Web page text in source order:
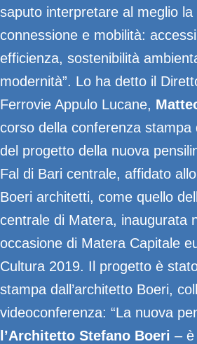
saputo interpretare al meglio la
connessione e mobilità:
efficienza, sostenibilità
modernità”. Lo ha detto il
Ferrovie Appulo Lucane,
corso della conferenza stampa
del progetto della nuova
Fal di Bari centrale, affidato
Boeri architetti, come quello
centrale di Matera, inaugurata
occasione di Matera Capitale
Cultura 2019. Il progetto è
stampa dall’architetto Boeri,
videoconferenza: “La nuova
l’Architetto Stefano Boeri – è